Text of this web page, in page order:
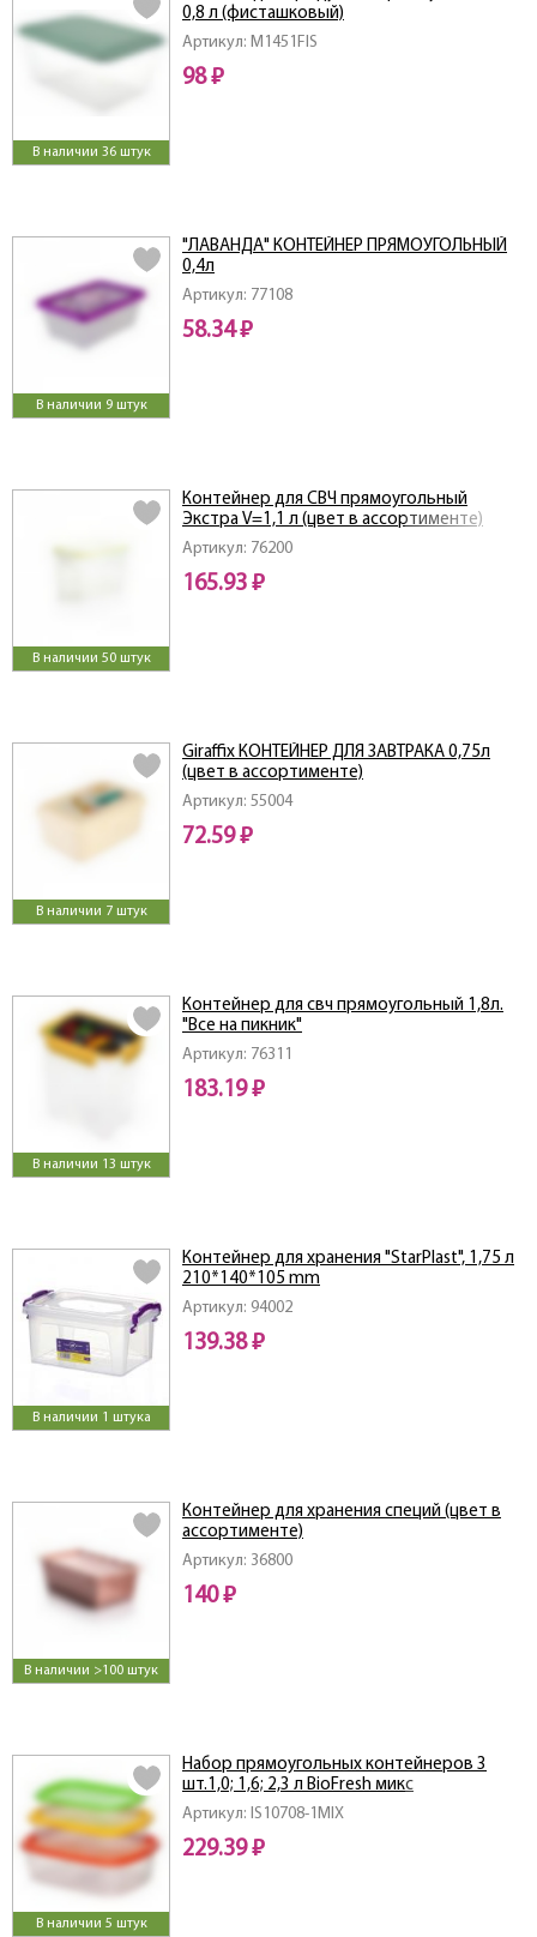
В наличии 36 штук
Артикул: M1451FIS
0,8 л (фисташковый)
98 ₽
В наличии 9 штук
Артикул: 77108
"ЛАВАНДА" КОНТЕЙНЕР ПРЯМОУГОЛЬНЫЙ
0,4л
58.34 ₽
В наличии 50 штук
Артикул: 76200
Контейнер для СВЧ прямоугольный
Экстра V=1,1 л (цвет в ассортименте)
165.93 ₽
В наличии 7 штук
Артикул: 55004
Giraffix КОНТЕЙНЕР ДЛЯ ЗАВТРАКА 0,75л
(цвет в ассортименте)
72.59 ₽
В наличии 13 штук
Артикул: 76311
Контейнер для свч прямоугольный 1,8л.
"Все на пикник"
183.19 ₽
В наличии 1 штука
Артикул: 94002
Контейнер для хранения "StarPlast", 1,75 л
210*140*105 mm
139.38 ₽
В наличии >100 штук
Артикул: 36800
Контейнер для хранения специй (цвет в
ассортименте)
140 ₽
В наличии 5 штук
Артикул: IS10708-1MIX
Набор прямоугольных контейнеров 3
шт.1,0; 1,6; 2,3 л BioFresh микс
229.39 ₽